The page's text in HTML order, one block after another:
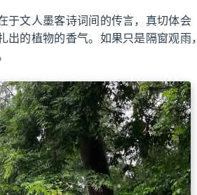
于文人墨客诗词间的传言，真切体会
的植物的香气。如果只是隔窗观雨，